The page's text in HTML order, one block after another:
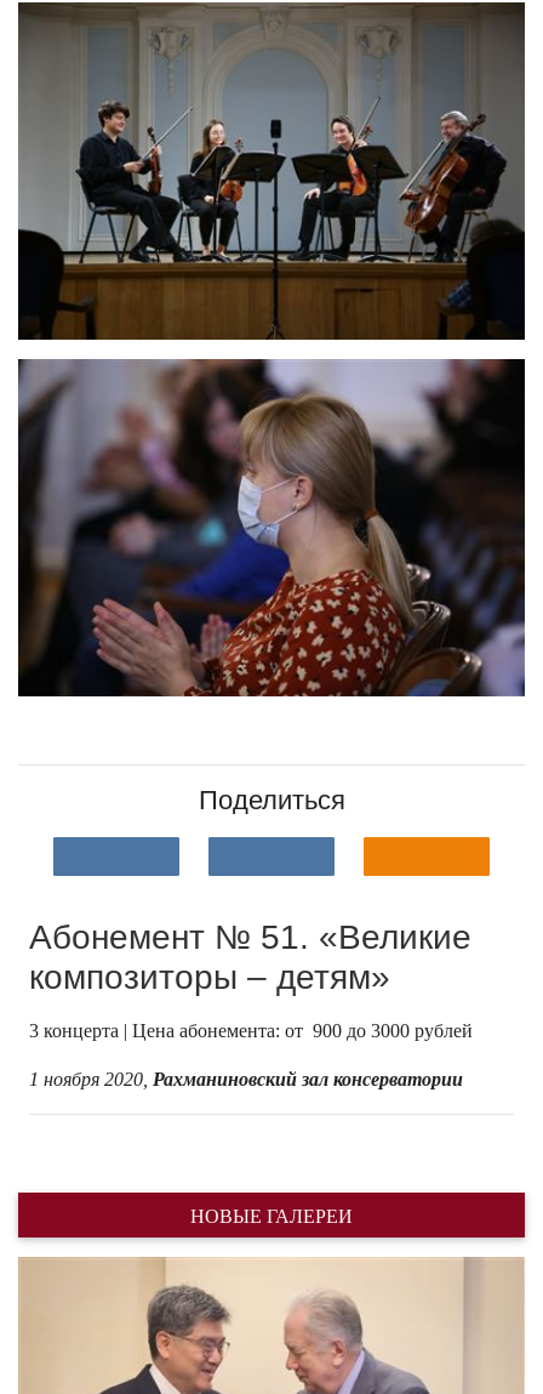
Поделиться
Абонемент № 51. «Великие
композиторы – детям»
3 концерта | Цена абонемента: от 900 до 3000 рублей
1 ноября 2020, Рахманиновский зал консерватории
НОВЫЕ ГАЛЕРЕИ